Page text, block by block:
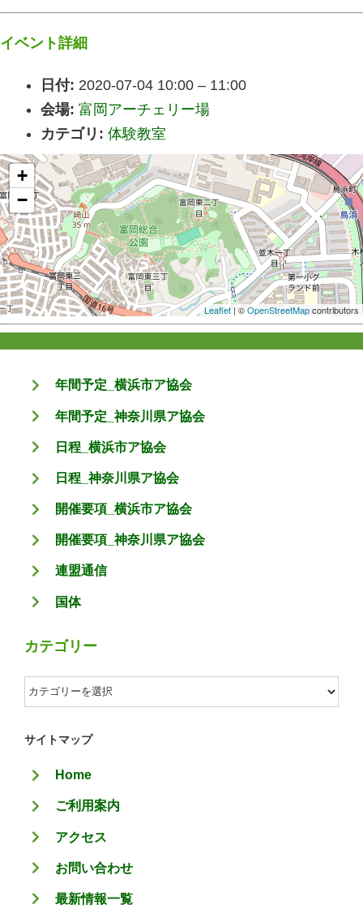
イベント詳細
日付: 2020-07-04 10:00 – 11:00
会場: 富岡アーチェリー場
カテゴリ: 体験教室
+
−
Leaflet | ©OpenStreetMapcontributors
年間予定_横浜市ア協会
年間予定_神奈川県ア協会
日程_横浜市ア協会
日程_神奈川県ア協会
開催要項_横浜市ア協会
開催要項_神奈川県ア協会
連盟通信
国体
カテゴリー
カ
テ
ゴ
ー
サイトマップ
Home
ご利用案内
アクセス
お問い合わせ
最新情報一覧